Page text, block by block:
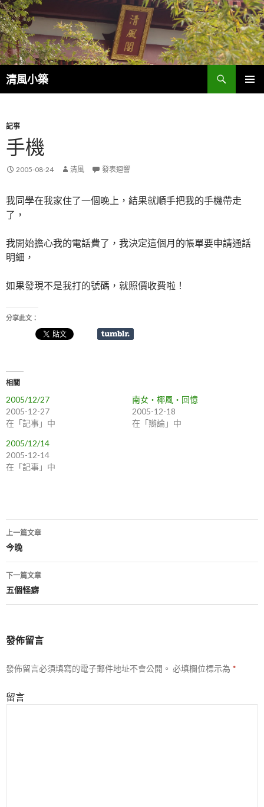
清風小築
搜
尋
容
記事
手機
2005-08-24 清風 發表迴響
我同學在我家住了一個晚上，結果就順手把我的手機帶走
了，
我開始擔心我的電話費了，我決定這個月的帳單要申請通話
明細，
如果發現不是我打的號碼，就照價收費啦！
分享此文：
相關
2005/12/27
2005-12-27
在「記事」中
南女‧椰風‧回憶
2005-12-18
在「辯論」中
2005/12/14
2005-12-14
在「記事」中
文
章
導
列
上一篇文章
今晚
下一篇文章
五個怪癖
發佈留言
發佈留言必須填寫的電子郵件地址不會公開。 必填欄位標示為 *
留言